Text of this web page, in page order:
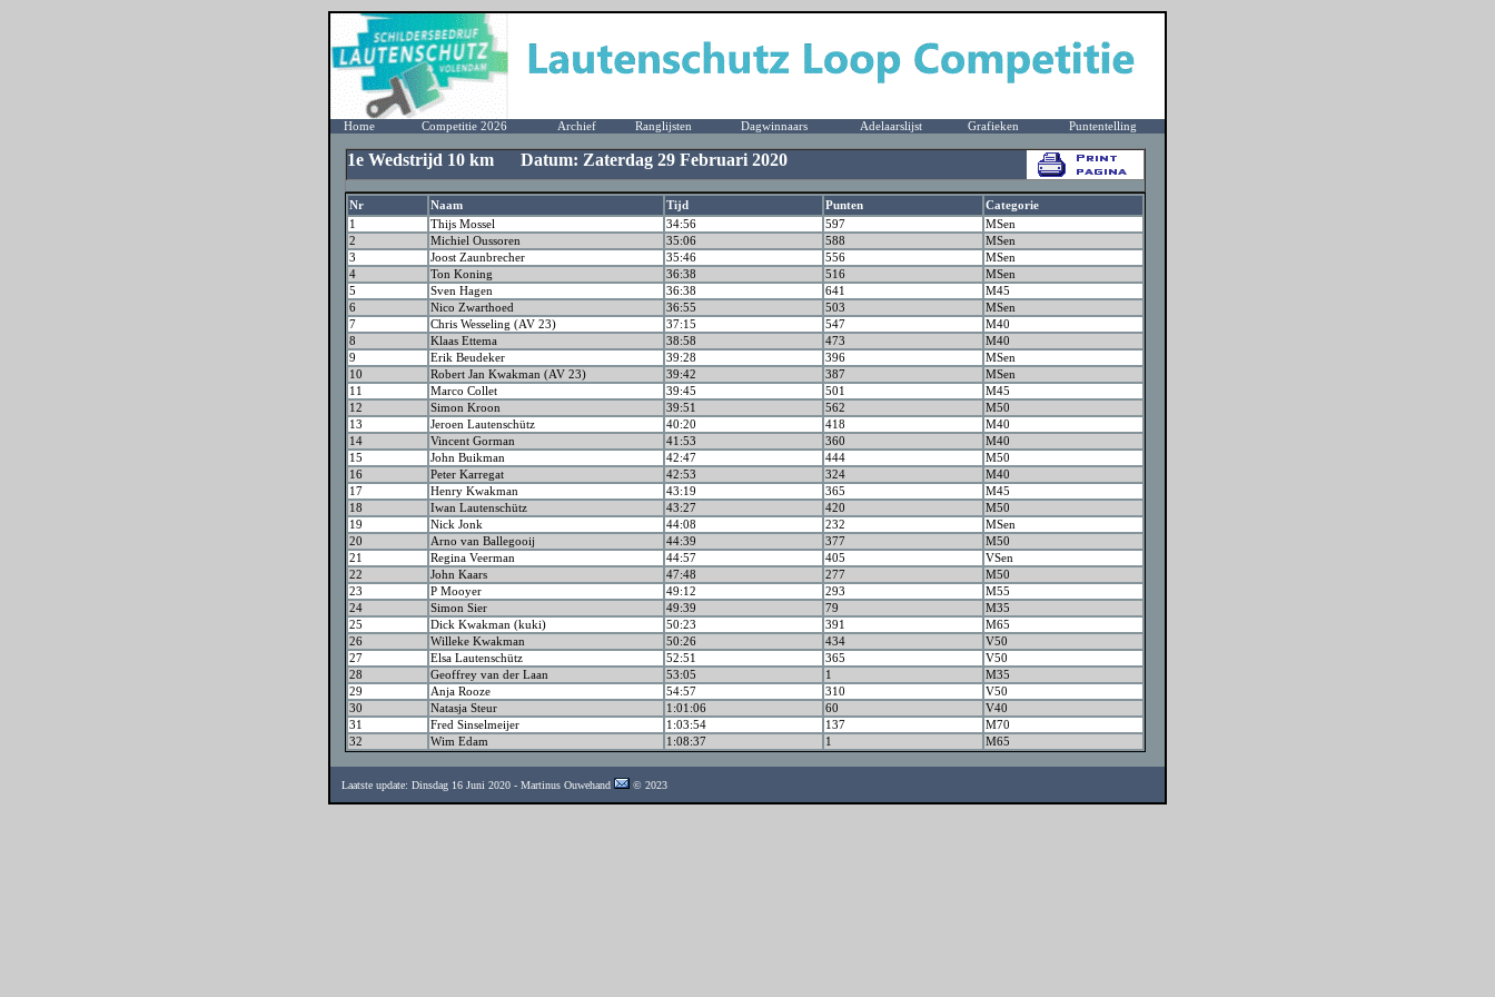
Home Competitie 2026 Archief Ranglijsten Dagwinnaars Adelaarslijst Grafieken Puntentelling
1e Wedstrijd 10 km Datum: Zaterdag 29 Februari 2020
Nr Naam Tijd Punten
Categorie
1
Thijs Mossel 34:56 597
MSen
2
Michiel Oussoren 35:06 588
MSen
3
Joost Zaunbrecher 35:46 556
MSen
4
Ton Koning 36:38 516
MSen
5
Sven Hagen 36:38 641
M45
6
Nico Zwarthoed 36:55 503
MSen
7
Chris Wesseling (AV 23) 37:15 547
M40
8
Klaas Ettema 38:58 473
M40
9
Erik Beudeker 39:28 396
MSen
10
Robert Jan Kwakman (AV 23) 39:42 387
MSen
11
Marco Collet 39:45 501
M45
12
Simon Kroon 39:51 562
M50
13
Jeroen Lautenschütz 40:20 418
M40
14
Vincent Gorman 41:53 360
M40
15
John Buikman 42:47 444
M50
16
Peter Karregat 42:53 324
M40
17
Henry Kwakman 43:19 365
M45
18
Iwan Lautenschütz 43:27 420
M50
19
Nick Jonk 44:08 232
MSen
20
Arno van Ballegooij 44:39 377
M50
21
Regina Veerman 44:57 405
VSen
22
John Kaars 47:48 277
M50
23
P Mooyer 49:12 293
M55
24
Simon Sier 49:39 79
M35
25
Dick Kwakman (kuki) 50:23 391
M65
26
Willeke Kwakman 50:26 434
V50
27
Elsa Lautenschütz 52:51 365
V50
28
Geoffrey van der Laan 53:05 1
M35
29
Anja Rooze 54:57 310
V50
30
Natasja Steur 1:01:06 60
V40
31
Fred Sinselmeijer 1:03:54 137
M70
32
Wim Edam 1:08:37 1 M65
Laatste update: Dinsdag 16 Juni 2020 - Martinus Ouwehand © 2023